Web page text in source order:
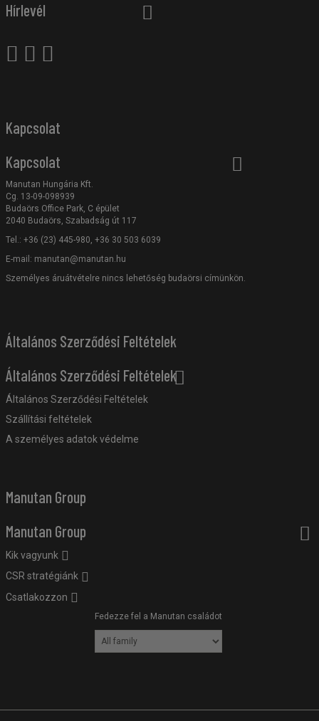
Hírlevél
Kapcsolat
Kapcsolat
Manutan Hungária Kft.
Cg. 13-09-098939
Budaörs Office Park, C épület
2040 Budaörs, Szabadság út 117
Tel.: +36 (23) 445-980, +36 30 503 6039
E-mail: manutan@manutan.hu
Személyes áruátvételre nincs lehetőség budaörsi címünkön.
Általános Szerződési Feltételek
Általános Szerződési Feltételek
Általános Szerződési Feltételek
Szállítási feltételek
A személyes adatok védelme
Manutan Group
Manutan Group
Kik vagyunk
CSR stratégiánk
Csatlakozzon
Fedezze fel a Manutan családot